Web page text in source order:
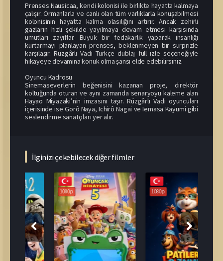
Prenses Nausicaa, kendi kolonisi ile birlikte hayatta kalmaya
çalışır. Ormanlarla ve canlı olan tüm varlıklarla konuşabilmesi
kolonisinin hayatta kalma olasılığını artırır. Ancak zehirli
gazların hızlı şekilde yayılmaya devam etmesi karşısında
umutları zayıflar. Büyük bir fedakarlık yaparak insanlığı
kurtarmayı planlayan prenses, beklenmeyen bir sürprizle
karşılaşır. Rüzgârlı Vadi Türkçe dublaj full izle seçeneğiyle
hikayeye devamına konuk olma şansı elde edebilirsiniz.
Oyuncu Kadrosu
Sinemaseverlerin beğenisini kazanan proje, direktör
koltuğunda oturan ve aynı zamanda senaryoyu kaleme alan
Hayao Miyazaki’nin imzasını taşır. Rüzgârlı Vadi oyuncuları
içerisinde ise Gorô Naya, Ichirô Nagai ve Iemasa Kayumi gibi
seslendirme sanatçıları yer alır.
İlginizi çekebilecek diğer filmler
1080p 1080p